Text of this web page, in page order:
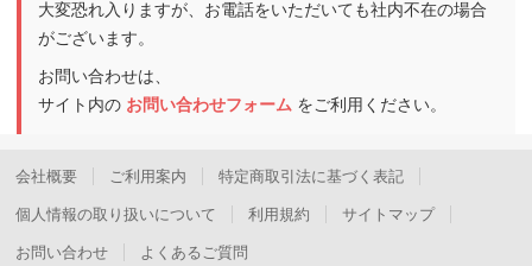
大変恐れ入りますが、お電話をいただいても社内不在の場合
がございます。
お問い合わせは、
サイト内の お問い合わせフォーム をご利用ください。
会社概要 ご利用案内 特定商取引法に基づく表記
個人情報の取り扱いについて 利用規約 サイトマップ
お問い合わせ よくあるご質問